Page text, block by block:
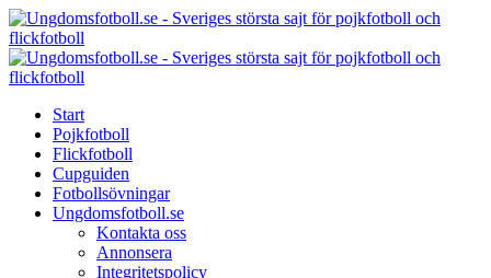
Menu
Search
Menu
Start
Pojkfotboll
Flickfotboll
Cupguiden
Fotbollsövningar
Ungdomsfotboll.se
Kontakta oss
Annonsera
Integritetspolicy